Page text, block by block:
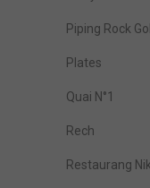
Piping Rock
Plates
Quai N°1
Rech
Restaurang